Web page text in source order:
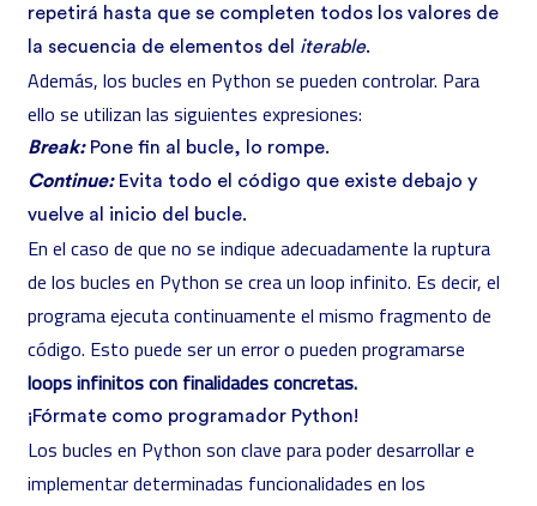
repetirá hasta que se completen todos los valores de
la secuencia de elementos del iterable.
Además, los bucles en Python se pueden controlar. Para
ello se utilizan las siguientes expresiones:
Break: Pone fin al bucle, lo rompe.
Continue: Evita todo el código que existe debajo y
vuelve al inicio del bucle.
En el caso de que no se indique adecuadamente la ruptura
de los bucles en Python se crea un loop infinito. Es decir, el
programa ejecuta continuamente el mismo fragmento de
código. Esto puede ser un error o pueden programarse
loops infinitos con finalidades concretas.
¡Fórmate como programador Python!
Los bucles en Python son clave para poder desarrollar e
implementar determinadas funcionalidades en los